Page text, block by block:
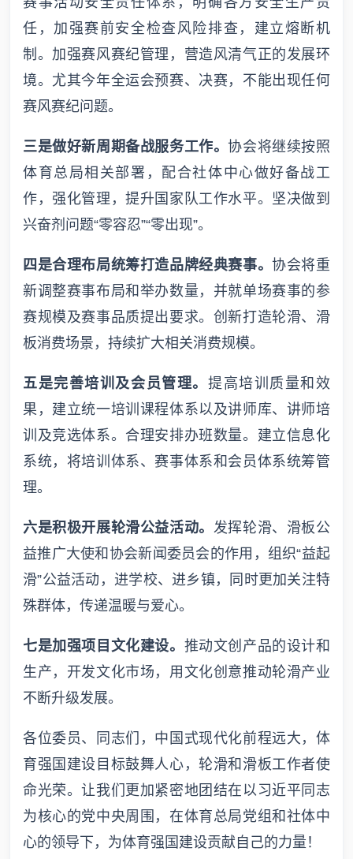
任，加强赛前安全检查风险排查，建立熔断机
制。加强赛风赛纪管理，营造风清气正的发展环
境。尤其今年全运会预赛、决赛，不能出现任何
赛风赛纪问题。
三是做好新周期备战服务工作。协会将继续按照
体育总局相关部署，配合社体中心做好备战工
作，强化管理，提升国家队工作水平。坚决做到
兴奋剂问题“零容忍”“零出现”。
四是合理布局统筹打造品牌经典赛事。协会将重
新调整赛事布局和举办数量，并就单场赛事的参
赛规模及赛事品质提出要求。创新打造轮滑、滑
板消费场景，持续扩大相关消费规模。
五是完善培训及会员管理。 提高培训质量和效
果，建立统一培训课程体系以及讲师库、讲师培
训及竞选体系。合理安排办班数量。建立信息化
系统，将培训体系、赛事体系和会员体系统筹管
理。
六是积极开展轮滑公益活动。 发挥轮滑、滑板公
益推广大使和协会新闻委员会的作用，组织“益起
滑”公益活动，进学校、进乡镇，同时更加关注特
殊群体，传递温暖与爱心。
七是加强项目文化建设。 推动文创产品的设计和
生产，开发文化市场，用文化创意推动轮滑产业
不断升级发展。
各位委员、同志们，中国式现代化前程远大，体
育强国建设目标鼓舞人心，轮滑和滑板工作者使
命光荣。让我们更加紧密地团结在以习近平同志
为核心的党中央周围，在体育总局党组和社体中
心的领导下，为体育强国建设贡献自己的力量！